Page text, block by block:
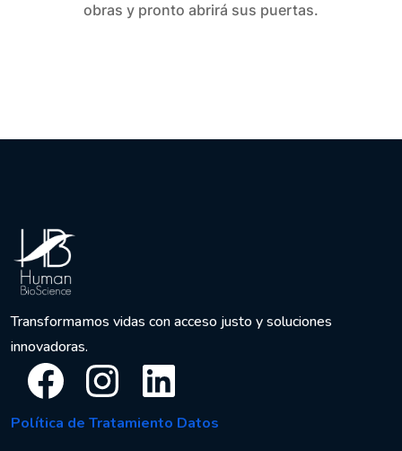
obras y pronto abrirá sus puertas.
Transformamos vidas con acceso justo y soluciones
innovadoras.
Facebook
Instagram
LinkedIn
Política de Tratamiento Datos